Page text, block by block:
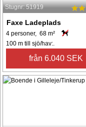
Stugnr: 51919
Faxe Ladeplads
4 personer, 68 m²
100 m till sjö/hav:.
från 6.040 SEK